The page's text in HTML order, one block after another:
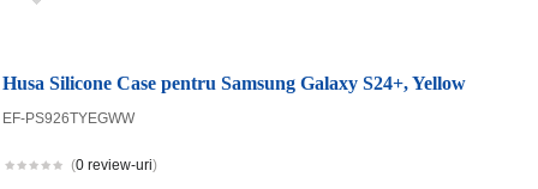
Husa Silicone Case pentru Samsung Galaxy S24+, Yellow
EF-PS926TYEGWW
(0 review-uri)